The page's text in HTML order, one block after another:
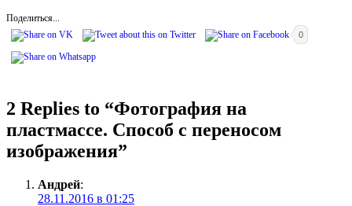
Поделиться...
0
2 Replies to “Фотография на
пластмассе. Способ с переносом
изображения”
Андрей:
28.11.2016 в 01:25